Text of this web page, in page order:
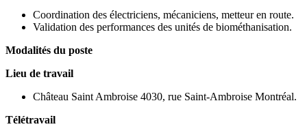
Coordination des électriciens, mécaniciens, metteur en route.
Validation des performances des unités de biométhanisation.
Modalités du poste
Lieu de travail
Château Saint Ambroise 4030, rue Saint-Ambroise Montréal.
Télétravail